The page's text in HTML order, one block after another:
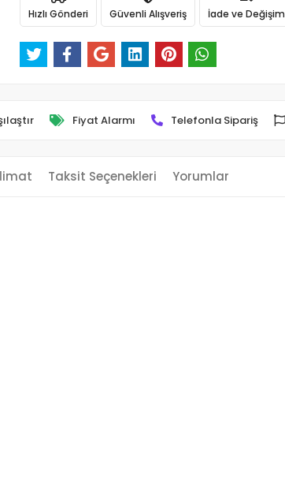
Hızlı Gönderi Güvenli Alışveriş İade ve Değişim
Fiyat Alarmı Telefonla Sipariş
Taksit Seçenekleri Yorumlar